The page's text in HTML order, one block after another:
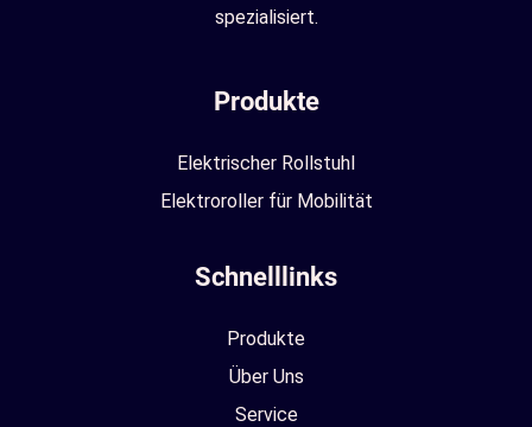
spezialisiert.
Produkte
Elektrischer Rollstuhl
Elektroroller für Mobilität
Schnelllinks
Produkte
Über Uns
Service